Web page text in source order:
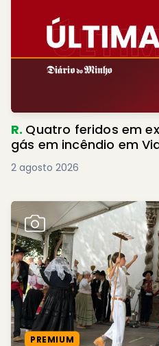
R. Quatro feridos em
gás em incêndio em
2 agosto 2026
PREMIUM